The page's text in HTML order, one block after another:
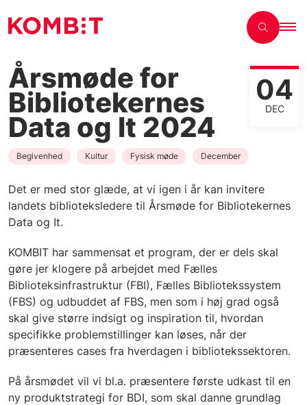
Årsmøde for
Bibliotekernes
Data og It 2024
04
DEC
Begivenhed Kultur Fysisk møde December
Det er med stor glæde, at vi igen i år kan invitere
landets biblioteksledere til Årsmøde for Bibliotekernes
Data og It.
KOMBIT har sammensat et program, der er dels skal
gøre jer klogere på arbejdet med Fælles
Biblioteksinfrastruktur (FBI), Fælles Bibliotekssystem
(FBS) og udbuddet af FBS, men som i høj grad også
skal give større indsigt og inspiration til, hvordan
specifikke problemstillinger kan løses, når der
præsenteres cases fra hverdagen i bibliotekssektoren.
På årsmødet vil vi bl.a. præsentere første udkast til en
ny produktstrategi for BDI, som skal danne grundlag